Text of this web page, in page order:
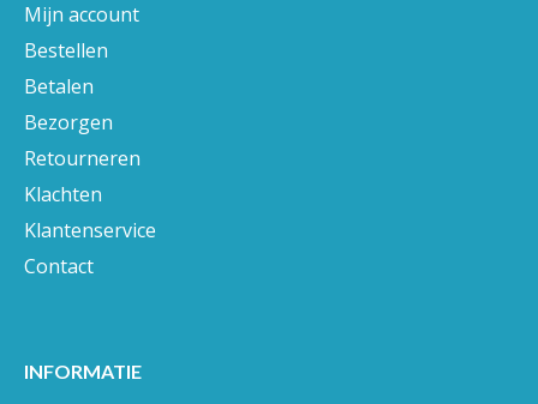
Mijn account
Bestellen
Betalen
Bezorgen
Retourneren
Klachten
Klantenservice
Contact
INFORMATIE